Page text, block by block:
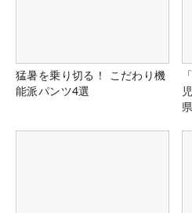
猛暑を乗り切る！ こだわり機
能派パンツ4選